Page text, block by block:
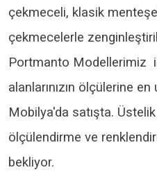
çekmeceli, klasik
çekmecelerle
Portmanto Modellerimiz
alanlarınızın ölçülerine
Mobilya'da satışta.
ölçülendirme ve
bekliyor.